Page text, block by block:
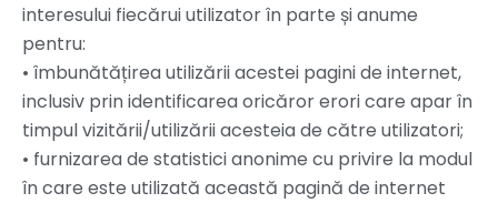
interesului fiecărui utilizator în parte și anume
pentru:
• îmbunătățirea utilizării acestei pagini de internet,
inclusiv prin identificarea oricăror erori care apar în
timpul vizitării/utilizării acesteia de către utilizatori;
• furnizarea de statistici anonime cu privire la modul
în care este utilizată această pagină de internet